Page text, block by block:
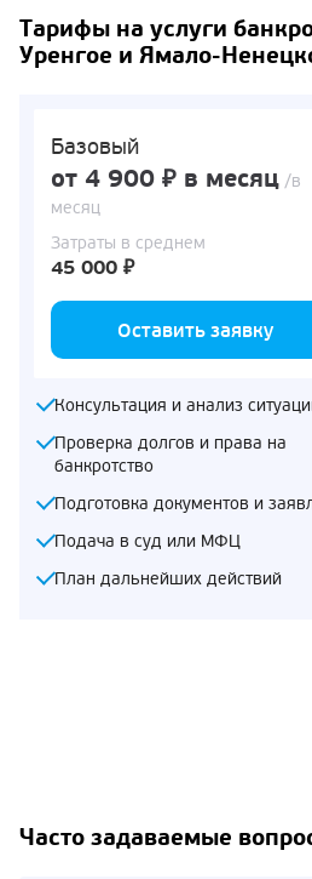
Тарифы на услуги
Уренгое и Ямало-
Базовый
от 4 900 ₽ в месяц /в
месяц
Затраты в среднем
45 000 ₽
Оставить заявку
Консультация и анализ
Проверка долгов и права на
банкротство
Подготовка документов и
Подача в суд или МФЦ
План дальнейших действий
Часто задаваемые